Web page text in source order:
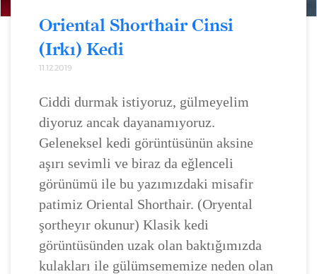
Oriental Shorthair Cinsi
(Irkı) Kedi
11.12.2019
Ciddi durmak istiyoruz, gülmeyelim
diyoruz ancak dayanamıyoruz.
Geleneksel kedi görüntüsünün aksine
aşırı sevimli ve biraz da eğlenceli
görünümü ile bu yazımızdaki misafir
patimiz Oriental Shorthair. (Oryental
şortheyır okunur) Klasik kedi
görüntüsünden uzak olan baktığımızda
kulakları ile gülümsememize neden olan